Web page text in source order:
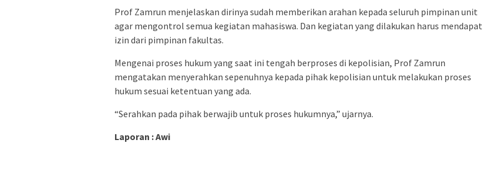
Prof Zamrun menjelaskan dirinya sudah memberikan arahan kepada seluruh pimpinan unit
agar mengontrol semua kegiatan mahasiswa. Dan kegiatan yang dilakukan harus mendapat
izin dari pimpinan fakultas.
Mengenai proses hukum yang saat ini tengah berproses di kepolisian, Prof Zamrun
mengatakan menyerahkan sepenuhnya kepada pihak kepolisian untuk melakukan proses
hukum sesuai ketentuan yang ada.
“Serahkan pada pihak berwajib untuk proses hukumnya,” ujarnya.
Laporan : Awi